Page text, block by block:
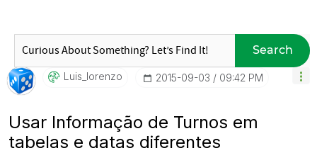
Search
Luis_lorenzo ‎2015-09-03 09:42 PM
Usar Informação de Turnos em
tabelas e datas diferentes